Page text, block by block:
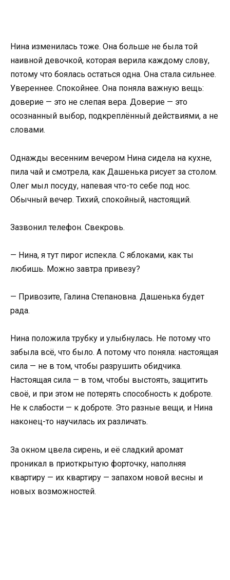
Нина изменилась тоже. Она больше не была той
наивной девочкой, которая верила каждому слову,
потому что боялась остаться одна. Она стала сильнее.
Увереннее. Спокойнее. Она поняла важную вещь:
доверие — это не слепая вера. Доверие — это
осознанный выбор, подкреплённый действиями, а не
словами.
Однажды весенним вечером Нина сидела на кухне,
пила чай и смотрела, как Дашенька рисует за столом.
Олег мыл посуду, напевая что-то себе под нос.
Обычный вечер. Тихий, спокойный, настоящий.
Зазвонил телефон. Свекровь.
— Нина, я тут пирог испекла. С яблоками, как ты
любишь. Можно завтра привезу?
— Привозите, Галина Степановна. Дашенька будет
рада.
Нина положила трубку и улыбнулась. Не потому что
забыла всё, что было. А потому что поняла: настоящая
сила — не в том, чтобы разрушить обидчика.
Настоящая сила — в том, чтобы выстоять, защитить
своё, и при этом не потерять способность к доброте.
Не к слабости — к доброте. Это разные вещи, и Нина
наконец-то научилась их различать.
За окном цвела сирень, и её сладкий аромат
проникал в приоткрытую форточку, наполняя
квартиру — их квартиру — запахом новой весны и
новых возможностей.